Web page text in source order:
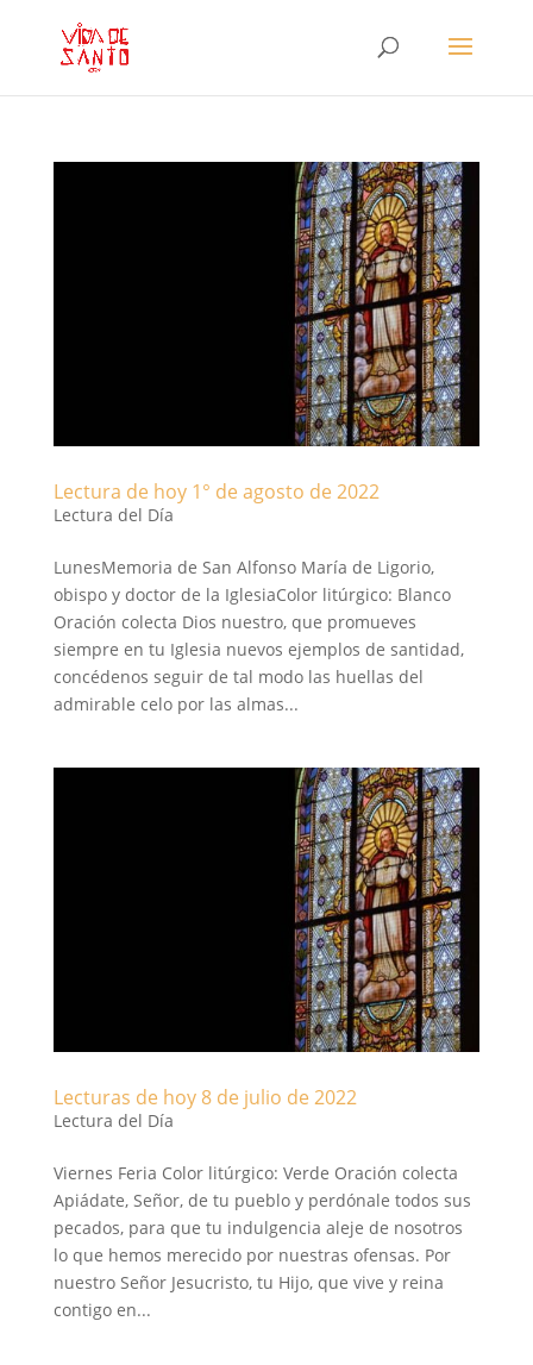
Lectura de hoy 1° de agosto de 2022
Lectura del Día
LunesMemoria de San Alfonso María de Ligorio,
obispo y doctor de la IglesiaColor litúrgico: Blanco
Oración colecta Dios nuestro, que promueves
siempre en tu Iglesia nuevos ejemplos de santidad,
concédenos seguir de tal modo las huellas del
admirable celo por las almas...
Lecturas de hoy 8 de julio de 2022
Lectura del Día
Viernes Feria Color litúrgico: Verde Oración colecta
Apiádate, Señor, de tu pueblo y perdónale todos sus
pecados, para que tu indulgencia aleje de nosotros
lo que hemos merecido por nuestras ofensas. Por
nuestro Señor Jesucristo, tu Hijo, que vive y reina
contigo en...